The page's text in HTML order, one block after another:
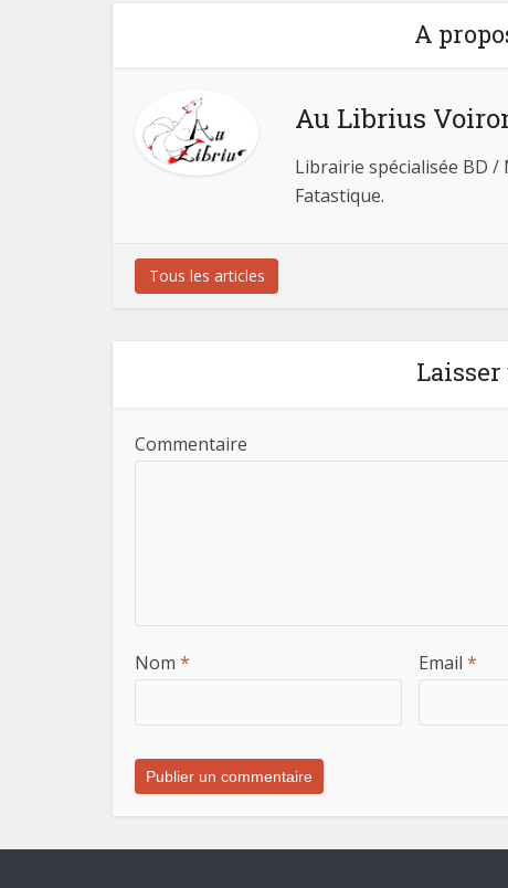
A
Au Librius
Librairie spécialisée BD /
Fatastique.
Tous les articles
Commentaire
Nom * Email *